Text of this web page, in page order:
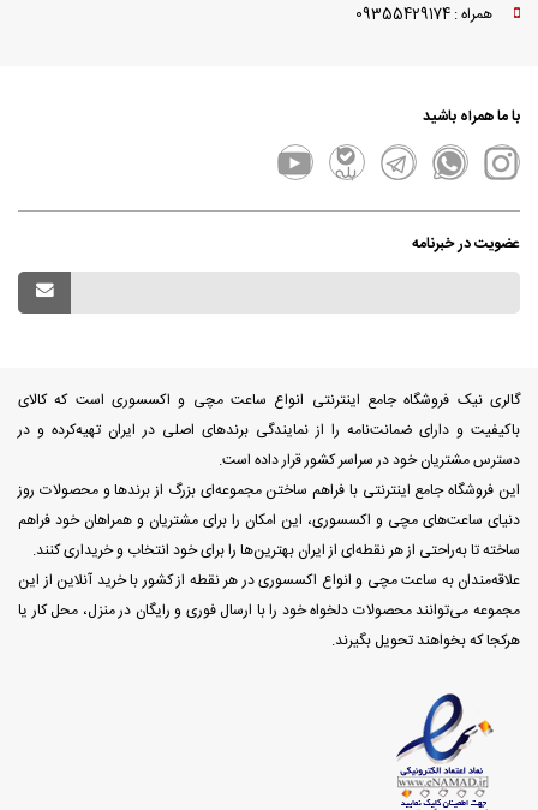
همراه : 09355429174
با ما همراه باشید
عضویت در خبرنامه
گالری نیک فروشگاه جامع اینترنتی انواع ساعت مچی و اکسسوری است که کالای
باکیفیت و دارای ضمانت‌نامه را از نمایندگی برندهای اصلی در ایران تهیه‌کرده و در
دسترس مشتریان خود در سراسر کشور قرار داده است.
این فروشگاه جامع اینترنتی با فراهم ساختن مجموعه‌ای بزرگ از برندها و محصولات روز
دنیای ساعت‌های مچی و اکسسوری، این امکان را برای مشتریان و همراهان خود فراهم
ساخته تا به‌راحتی از هر نقطه‌ای از ایران بهترین‌ها را برای خود انتخاب و خریداری کنند.
علاقه‌مندان به ساعت مچی و انواع اکسسوری در هر نقطه از کشور با خرید آنلاین از این
مجموعه می‌توانند محصولات دلخواه خود را با ارسال فوری و رایگان در منزل، محل کار یا
هرکجا که بخواهند تحویل بگیرند.